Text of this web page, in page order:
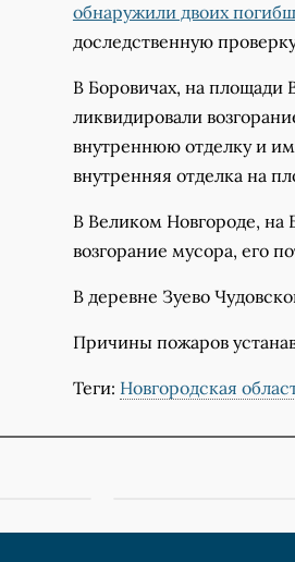
обнаружили двоих
доследственную
В Боровичах, на площади
ликвидировали
внутреннюю отделку и
внутренняя отделка на
В Великом Новгороде,
возгорание мусора, его
В деревне Зуево
Причины пожаров
Теги: Новгородская